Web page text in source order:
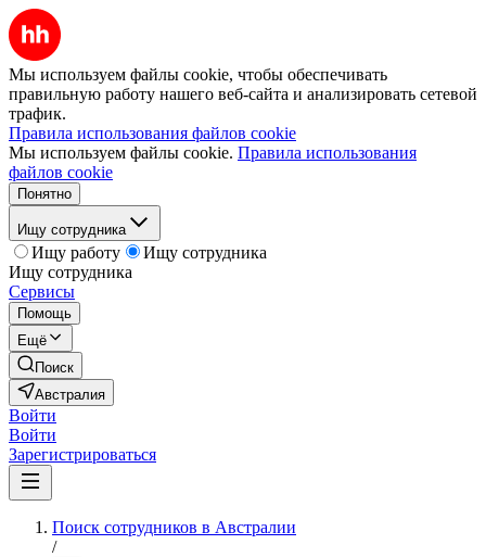
Мы используем файлы cookie, чтобы обеспечивать
правильную работу нашего веб-сайта и анализировать сетевой
трафик.
Правила использования файлов cookie
Мы используем файлы cookie. Правила использования
файлов cookie
Понятно
Ищу сотрудника
Ищу работу
Ищу сотрудника
Ищу сотрудника
Сервисы
Помощь
Ещё
Поиск
Австралия
Войти
Войти
Зарегистрироваться
Поиск сотрудников в Австралии
/